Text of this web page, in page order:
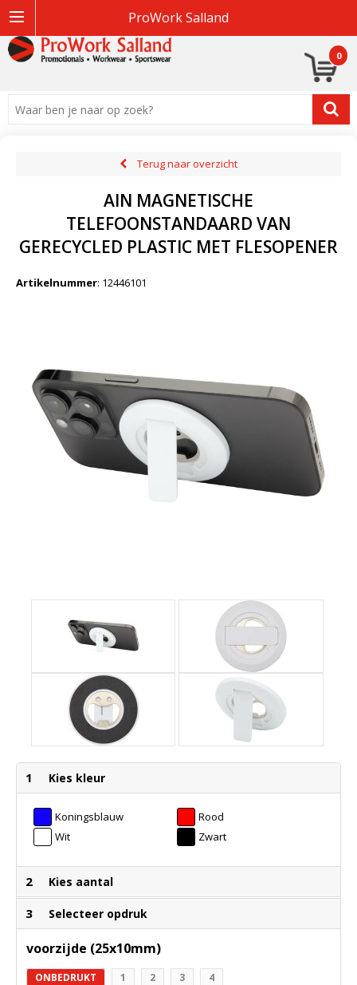
ProWork Salland
0
Terug naar overzicht
AIN MAGNETISCHE
TELEFOONSTANDAARD VAN
GERECYCLED PLASTIC MET FLESOPENER
Artikelnummer: 12446101
1 Kies kleur
Koningsblauw
Rood
Wit
Zwart
2 Kies aantal
3 Selecteer opdruk
voorzijde (25x10mm)
ONBEDRUKT 1 2 3 4